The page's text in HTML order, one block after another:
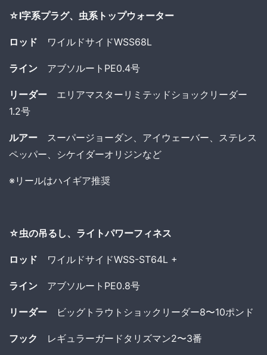
☆I字系プラグ、虫系トップウォーター
ロッド ワイルドサイドWSS68L
ライン アブソルートPE0.4号
リーダー エリアマスターリミテッドショックリーダー
1.2号
ルアー スーパージョーダン、アイウェーバー、ステレス
ペッパー、シケイダーオリジンなど
※リールはハイギア推奨
☆虫の吊るし、ライトパワーフィネス
ロッド ワイルドサイドWSS-ST64L +
ライン アブソルートPE0.8号
リーダー ビッグトラウトショックリーダー8〜10ポンド
フック レギュラーガードタリズマン2〜3番